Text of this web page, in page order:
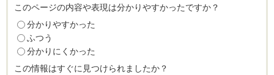
このページの内容や表現は分かりやすかったですか？
分かりやすかった
ふつう
分かりにくかった
この情報はすぐに見つけられましたか？